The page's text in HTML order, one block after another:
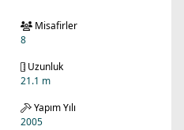
Misafirler
8
Uzunluk
21.1 m
Yapım Yılı
2005